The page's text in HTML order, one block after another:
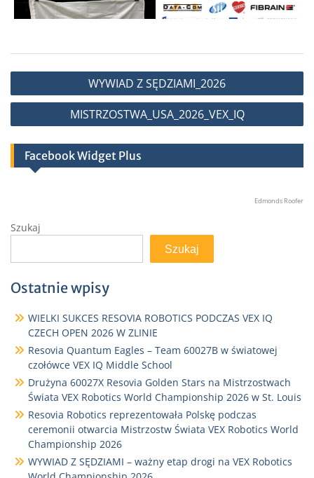
Nawigacja
wpisu
WYWIAD Z SĘDZIAMI_2026
MISTRZOSTWA_USA_2026_VEX_IQ
Facebook Widget Plus
Edmonds Roofer
Szukaj
Szukaj
Ostatnie wpisy
WIELKI SUKCES RESOVIA ROBOTICS PODCZAS VEX IQ
CZECH OPEN 2026 W ZLINIE
Resovia Quantum Eagles – Team 60027B w światowej
czołówce VEX IQ Middle School
Drużyna 60027X Resovia Golden Stars na Mistrzostwach
Świata VEX Robotics World Championship 2026 w St. Louis
Resovia Robotics reprezentowała Polskę podczas
ceremonii otwarcia Mistrzostw Świata VEX Robotics World
Championship 2026
WYWIAD Z SĘDZIAMI – ważny etap drogi na VEX Robotics